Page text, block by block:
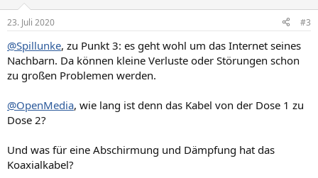
23. Juli 2020 #3
@Spillunke, zu Punkt 3: es geht wohl um das Internet seines
Nachbarn. Da können kleine Verluste oder Störungen schon
zu großen Problemen werden.
@OpenMedia, wie lang ist denn das Kabel von der Dose 1 zu
Dose 2?
Und was für eine Abschirmung und Dämpfung hat das
Koaxialkabel?